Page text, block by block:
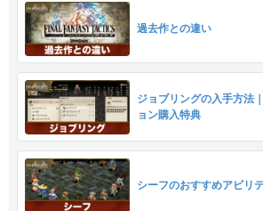
過去作との違い
ジョブリングの入手方法
ョン購入特典
シーフのおすすめアビリ